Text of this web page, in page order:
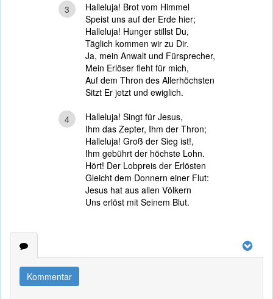
3
Halleluja! Brot vom Himmel
Speist uns auf der Erde hier;
Halleluja! Hunger stillst Du,
Täglich kommen wir zu Dir.
Ja, mein Anwalt und Fürsprecher,
Mein Erlöser fleht für mich,
Auf dem Thron des Allerhöchsten
Sitzt Er jetzt und ewiglich.
4
Halleluja! Singt für Jesus,
Ihm das Zepter, Ihm der Thron;
Halleluja! Groß der Sieg ist!,
Ihm gebührt der höchste Lohn.
Hört! Der Lobpreis der Erlösten
Gleicht dem Donnern einer Flut:
Jesus hat aus allen Völkern
Uns erlöst mit Seinem Blut.
Kommentar